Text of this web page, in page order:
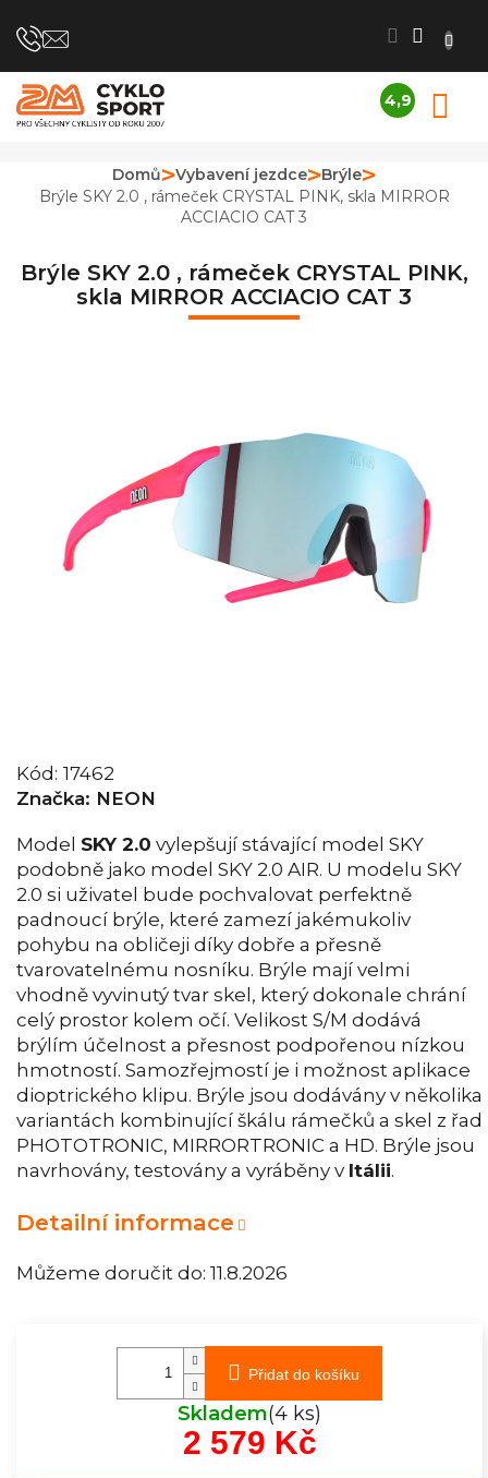
na
4,9
je
4,9
Domů Vybavení jezdce
Brýle
Brýle SKY 2.0 , rámeček CRYSTAL PINK, skla MIRROR
ACCIACIO CAT 3
Brýle SKY 2.0 , rámeček CRYSTAL PINK,
skla MIRROR ACCIACIO CAT 3
Kód: 17462
Značka: NEON
Můžeme doručit do: 11.8.2026
Model SKY 2.0 vylepšují stávající model SKY
podobně jako model SKY 2.0 AIR. U modelu SKY
2.0 si uživatel bude pochvalovat perfektně
padnoucí brýle, které zamezí jakémukoliv
pohybu na obličeji díky dobře a přesně
tvarovatelnému nosníku. Brýle mají velmi
vhodně vyvinutý tvar skel, který dokonale chrání
celý prostor kolem očí. Velikost S/M dodává
brýlím účelnost a přesnost podpořenou nízkou
hmotností. Samozřejmostí je i možnost aplikace
dioptrického klipu. Brýle jsou dodávány v několika
variantách kombinující škálu rámečků a skel z řad
PHOTOTRONIC, MIRRORTRONIC a HD. Brýle jsou
navrhovány, testovány a vyráběny v Itálii.
Detailní informace
Přidat do košíku
Skladem(4 ks)
2 579 KčMěrná